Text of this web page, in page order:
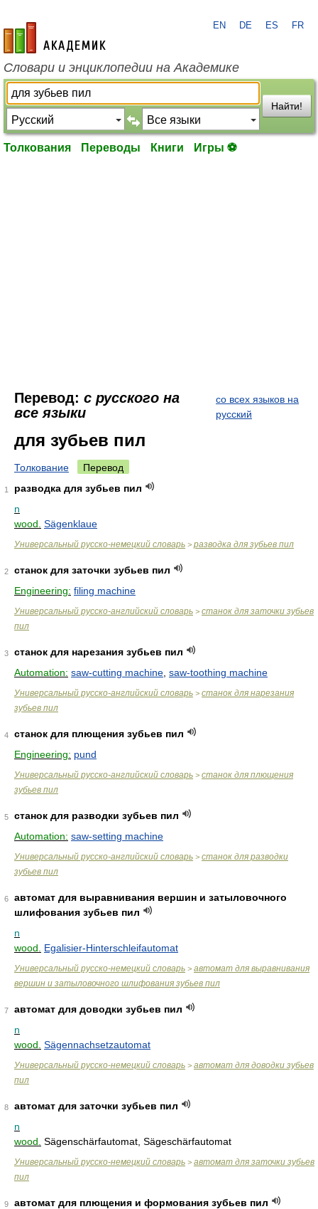
academic.ru
EN DE ES FR
Словари и энциклопедии на Академике
Найти!
Толкования Переводы Книги Игры ⚽
Перевод: с русского на
все языки
со всех языков на
русский
для зубьев пил
Толкование Перевод
1
разводка для зубьев пил
n
wood. Sägenklaue
Универсальный русско-немецкий словарь > разводка для зубьев пил
2
станок для заточки зубьев пил
Engineering: filing machine
Универсальный русско-английский словарь > станок для заточки зубьев
пил
3
станок для нарезания зубьев пил
Automation: saw-cutting machine saw-toothing machine
Универсальный русско-английский словарь > станок для нарезания
зубьев пил
4
станок для плющения зубьев пил
Engineering: pund
Универсальный русско-английский словарь > станок для плющения
зубьев пил
5
станок для разводки зубьев пил
Automation: saw-setting machine
Универсальный русско-английский словарь > станок для разводки
зубьев пил
6
автомат для выравнивания вершин и затыловочного
шлифования зубьев пил
n
wood.
Egalisier-Hinterschleifautomat
Универсальный русско-немецкий словарь > автомат для выравнивания
вершин и затыловочного шлифования зубьев пил
7
автомат для доводки зубьев пил
n
wood. Sägennachsetzautomat
Универсальный русско-немецкий словарь > автомат для доводки зубьев
пил
8
автомат для заточки зубьев пил
n
wood. Sägenschärfautomat, Sägeschärfautomat
Универсальный русско-немецкий словарь > автомат для заточки зубьев
пил
9
автомат для плющения и формования зубьев пил